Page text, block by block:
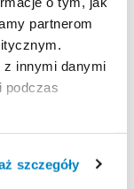
partnerom
z innymi danymi
podczas
szczegóły